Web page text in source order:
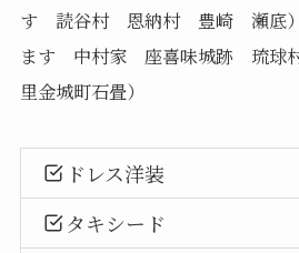
す 読谷村 恩納村 豊崎 瀬底）
ます 中村家 座喜味城跡 琉球
里金城町石畳）
ドレス洋装
タキシード